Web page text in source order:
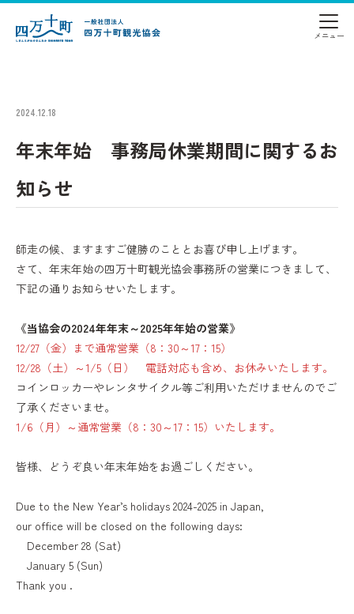
2024.12.18
年末年始 事務局休業期間に関するお
知らせ
師走の候、ますますご健勝のこととお喜び申し上げます。
さて、年末年始の四万十町観光協会事務所の営業につきまして、
下記の通りお知らせいたします。
《当協会の2024年年末～2025年年始の営業》
12/27（金）まで通常営業（8：30～17：15）
12/28（土）～1/5（日） 電話対応も含め、お休みいたします。
コインロッカーやレンタサイクル等ご利用いただけませんのでご
了承くださいませ。
1/6（月）～通常営業（8：30～17：15）いたします。
皆様、どうぞ良い年末年始をお過ごしください。
Due to the New Year’s holidays 2024-2025 in Japan,
our office will be closed on the following days:
December 28 (Sat)
January 5 (Sun)
Thank you .